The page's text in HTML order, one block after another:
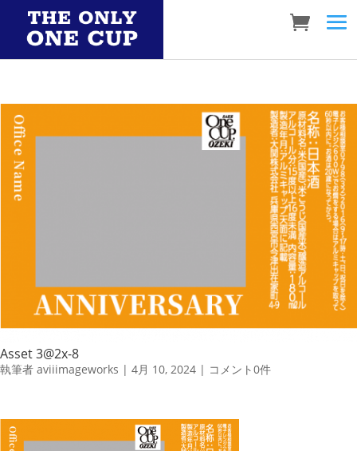
Asset 3@2x-8
執筆者 aviiimageworks | 4月 10, 2024 | コメント0件